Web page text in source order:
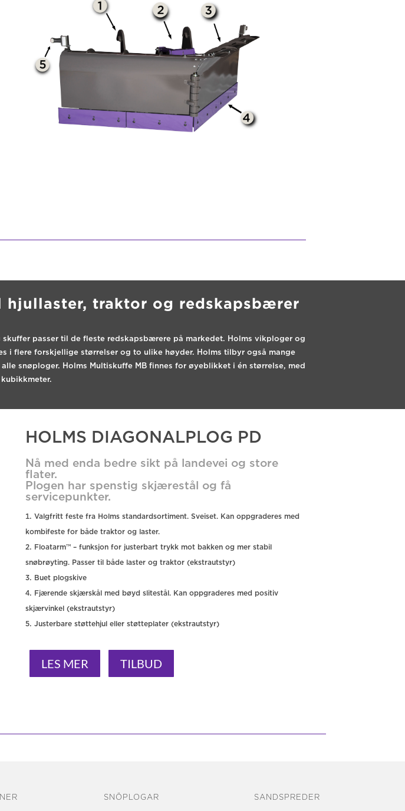
hjullaster, traktor og redskapsbærer
skuffer passer til de fleste redskapsbærere på markedet. Holms vikploger og
i flere forskjellige størrelser og to ulike høyder. Holms tilbyr også mange
snøploger. Holms Multiskuffe MB finnes for øyeblikket i én størrelse, med
HOLMS DIAGONALPLOG PD
Nå med enda bedre sikt på landevei og store
flater.
Plogen har spenstig skjærestål og få
servicepunkter.
Valgfritt feste fra Holms standardsortiment. Sveiset. Kan oppgraderes med
kombifeste for både traktor og laster.
Floatarm™ – funksjon for justerbart trykk mot bakken og mer stabil
snøbrøyting. Passer til både laster og traktor (ekstrautstyr)
Buet plogskive
Fjærende skjærskål med bøyd slitestål. Kan oppgraderes med positiv
skjærvinkel (ekstrautstyr)
Justerbare støttehjul eller støtteplater (ekstrautstyr)
LES MER TILBUD
SNÖPLOGAR SANDSPREDER